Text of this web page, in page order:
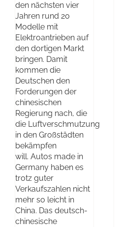
den nächsten vier
Jahren rund 20
Modelle mit
Elektroantrieben auf
den dortigen Markt
bringen. Damit
kommen die
Deutschen den
Forderungen der
chinesischen
Regierung nach, die
die Luftverschmutzung
in den Großstädten
bekämpfen
will. Autos made in
Germany haben es
trotz guter
Verkaufszahlen nicht
mehr so leicht in
China. Das deutsch-
chinesische